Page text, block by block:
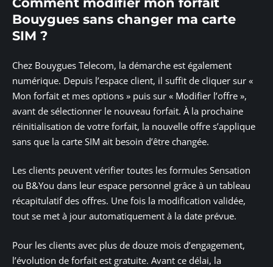
Bouygues sans changer ma carte
SIM ?
Chez Bouygues Telecom, la démarche est également
numérique. Depuis l’espace client, il suffit de cliquer sur «
Mon forfait et mes options » puis sur « Modifier l’offre »,
avant de sélectionner le nouveau forfait. À la prochaine
réinitialisation de votre forfait, la nouvelle offre s’applique
sans que la carte SIM ait besoin d’être changée.
Les clients peuvent vérifier toutes les formules Sensation
ou B&You dans leur espace personnel grâce à un tableau
récapitulatif des offres. Une fois la modification validée,
tout se met à jour automatiquement à la date prévue.
Pour les clients avec plus de douze mois d’engagement,
l’évolution de forfait est gratuite. Avant ce délai, la